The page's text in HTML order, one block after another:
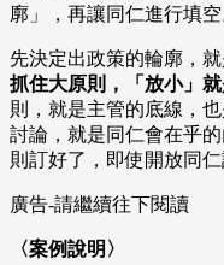
廓」，再讓同仁進行填空
先決定出政策的輪廓，
抓住大原則，「放小」就
則，就是主管的底線，
討論，就是同仁會在乎
則訂好了，即使開放同
廣告-請繼續往下閱讀
〈案例說明〉